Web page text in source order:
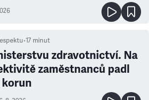
•17 minut
zdravotnictví. Na
zaměstnanců padl